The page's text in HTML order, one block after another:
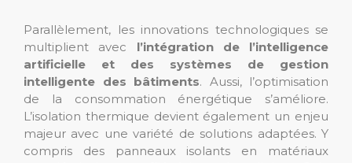
Parallèlement, les innovations technologiques se
multiplient avec l’intégration de l’intelligence
artificielle et des systèmes de gestion
intelligente des bâtiments. Aussi, l’optimisation
de la consommation énergétique s’améliore.
L’isolation thermique devient également un enjeu
majeur avec une variété de solutions adaptées. Y
compris des panneaux isolants en matériaux